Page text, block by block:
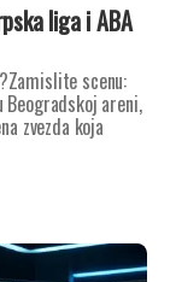
liga i ABA
scenu:
areni,
zvezda koja